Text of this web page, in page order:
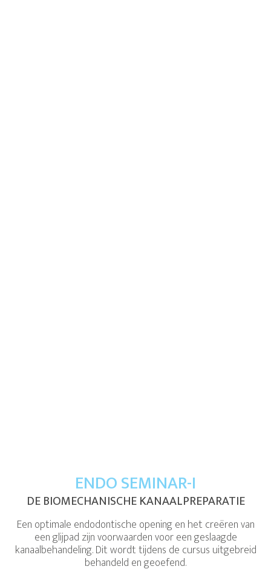
ENDO SEMINAR-I
DE BIOMECHANISCHE KANAALPREPARATIE
Een optimale endodontische opening en het creëren van
een glijpad zijn voorwaarden voor een geslaagde
kanaalbehandeling. Dit wordt tijdens de cursus uitgebreid
behandeld en geoefend.